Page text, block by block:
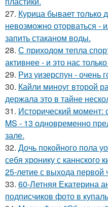
27. Курица бывает только
невозможно оторваться -
запить стаканом воды.
28. С приходом тепла
активнее - и это нас
29. Риз уизерспун - очень
30. Кайли миноуг второй
держала это в тайне
31. Исторический момент:
MS - 13 одновременно
зале.
32. Дочь покойного пола
себя хронику с каннского
25-летие с выхода первой
33. 60-Летняя Екатерина
подписчиков фото в